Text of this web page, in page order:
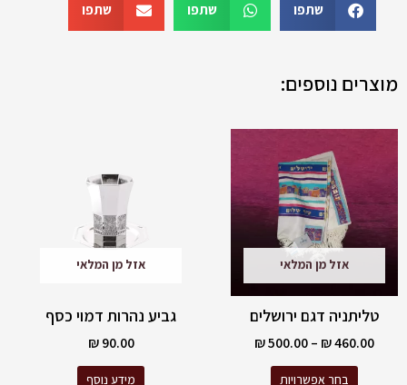
הגלגולים
שתפו שתפו שתפו
מוצרים נוספים:
אזל מן המלאי
טליתניה דגם ירושלים
460.00
₪
–
500.00
₪
עד
בחר אפשרויות
מספר
סוגים.
האפשרויות
בעמוד
המוצר
אזל מן המלאי
גביע נהרות דמוי כסף
90.00
₪
מידע נוסף